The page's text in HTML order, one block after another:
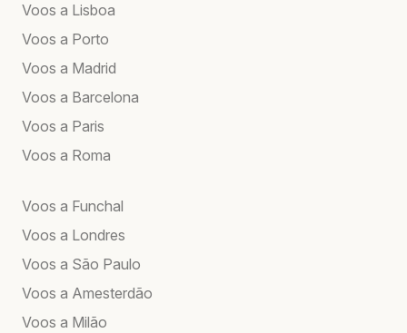
Voos a Lisboa
Voos a Porto
Voos a Madrid
Voos a Barcelona
Voos a Paris
Voos a Roma
Voos a Funchal
Voos a Londres
Voos a São Paulo
Voos a Amesterdão
Voos a Milão